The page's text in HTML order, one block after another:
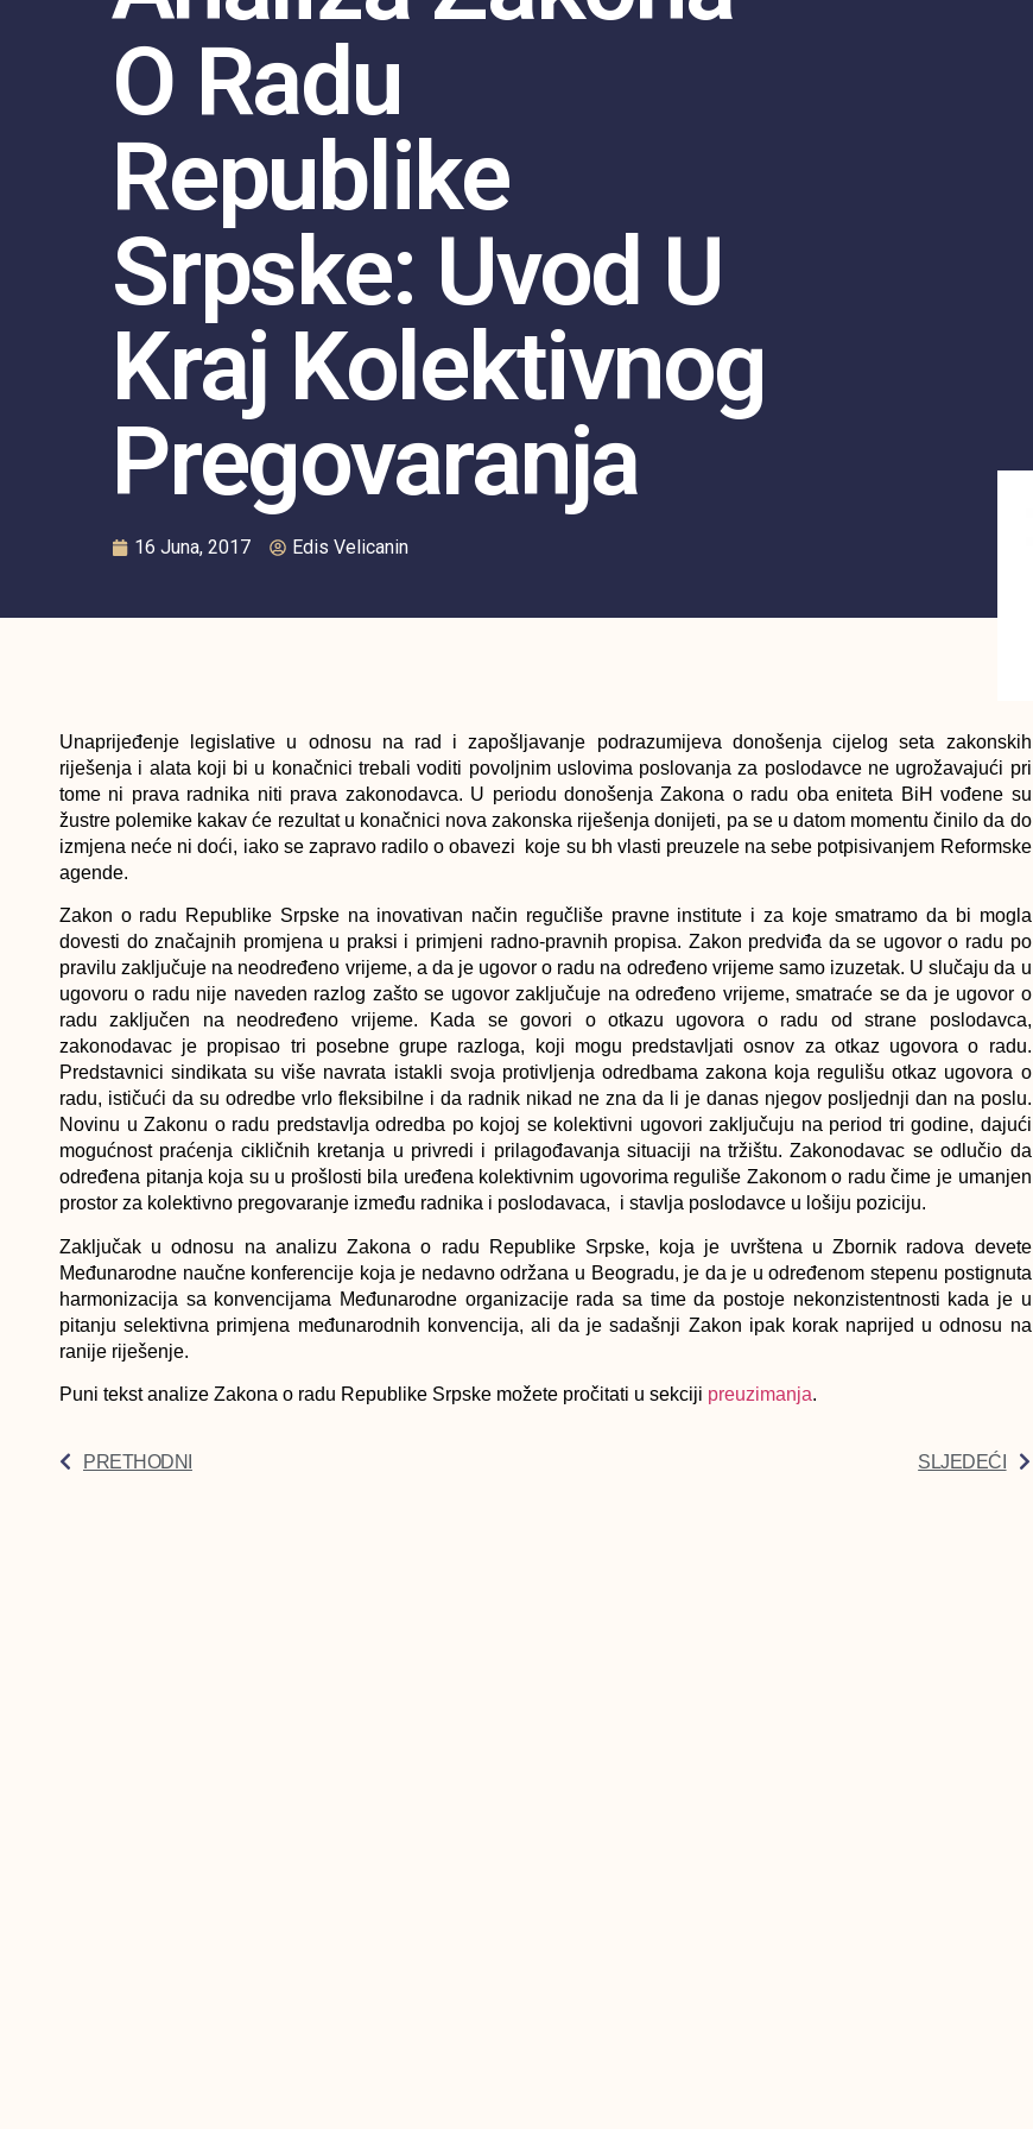
O Radu
Republike
Srpske: Uvod U
Kraj Kolektivnog
Pregovaranja
16 Juna, 2017 Edis Velicanin
Unaprijeđenje legislative u odnosu na rad i zapošljavanje podrazumijeva donošenja cijelog seta zakonskih
riješenja i alata koji bi u konačnici trebali voditi povoljnim uslovima poslovanja za poslodavce ne ugrožavajući pri
tome ni prava radnika niti prava zakonodavca. U periodu donošenja Zakona o radu oba eniteta BiH vođene su
žustre polemike kakav će rezultat u konačnici nova zakonska riješenja donijeti, pa se u datom momentu činilo da do
izmjena neće ni doći, iako se zapravo radilo o obavezi koje su bh vlasti preuzele na sebe potpisivanjem Reformske
agende.
Zakon o radu Republike Srpske na inovativan način regučliše pravne institute i za koje smatramo da bi mogla
dovesti do značajnih promjena u praksi i primjeni radno-pravnih propisa. Zakon predviđa da se ugovor o radu po
pravilu zaključuje na neodređeno vrijeme, a da je ugovor o radu na određeno vrijeme samo izuzetak. U slučaju da u
ugovoru o radu nije naveden razlog zašto se ugovor zaključuje na određeno vrijeme, smatraće se da je ugovor o
radu zaključen na neodređeno vrijeme. Kada se govori o otkazu ugovora o radu od strane poslodavca,
zakonodavac je propisao tri posebne grupe razloga, koji mogu predstavljati osnov za otkaz ugovora o radu.
Predstavnici sindikata su više navrata istakli svoja protivljenja odredbama zakona koja regulišu otkaz ugovora o
radu, ističući da su odredbe vrlo fleksibilne i da radnik nikad ne zna da li je danas njegov posljednji dan na poslu.
Novinu u Zakonu o radu predstavlja odredba po kojoj se kolektivni ugovori zaključuju na period tri godine, dajući
mogućnost praćenja cikličnih kretanja u privredi i prilagođavanja situaciji na tržištu. Zakonodavac se odlučio da
određena pitanja koja su u prošlosti bila uređena kolektivnim ugovorima reguliše Zakonom o radu čime je umanjen
prostor za kolektivno pregovaranje između radnika i poslodavaca, i stavlja poslodavce u lošiju poziciju.
Zaključak u odnosu na analizu Zakona o radu Republike Srpske, koja je uvrštena u Zbornik radova devete
Međunarodne naučne konferencije koja je nedavno održana u Beogradu, je da je u određenom stepenu postignuta
harmonizacija sa konvencijama Međunarodne organizacije rada sa time da postoje nekonzistentnosti kada je u
pitanju selektivna primjena međunarodnih konvencija, ali da je sadašnji Zakon ipak korak naprijed u odnosu na
ranije riješenje.
Puni tekst analize Zakona o radu Republike Srpske možete pročitati u sekciji preuzimanja.
PRETHODNI SLJEDEĆI